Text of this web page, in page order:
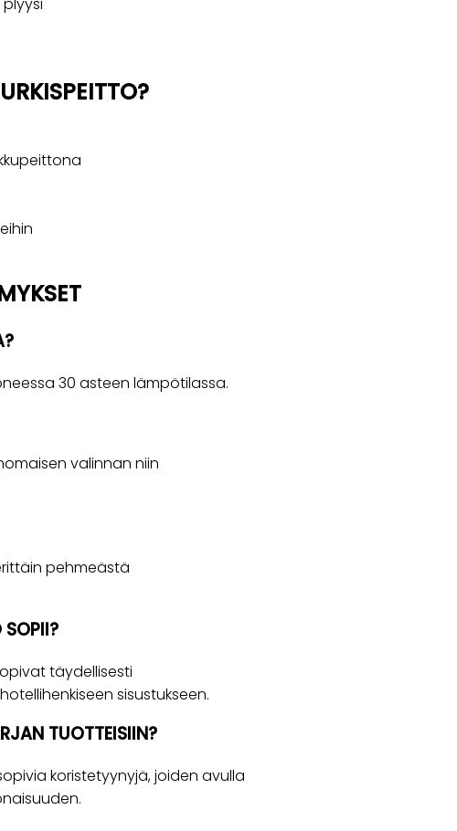
30 asteen lämpötilassa.
valinnan niin
pehmeästä
SOPII?
täydellisesti
sisustukseen.
TUOTTEISIIN?
koristetyynyjä, joiden avulla